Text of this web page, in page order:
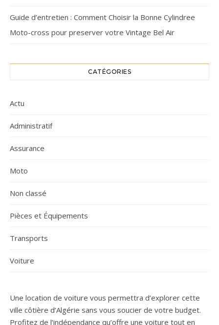
Guide d’entretien : Comment Choisir la Bonne Cylindree
Moto-cross pour preserver votre Vintage Bel Air
CATÉGORIES
Actu
Administratif
Assurance
Moto
Non classé
Pièces et Équipements
Transports
Voiture
Une location de voiture vous permettra d’explorer cette
ville côtière d’Algérie sans vous soucier de votre budget.
Profitez de l’indépendance qu’offre une voiture tout en